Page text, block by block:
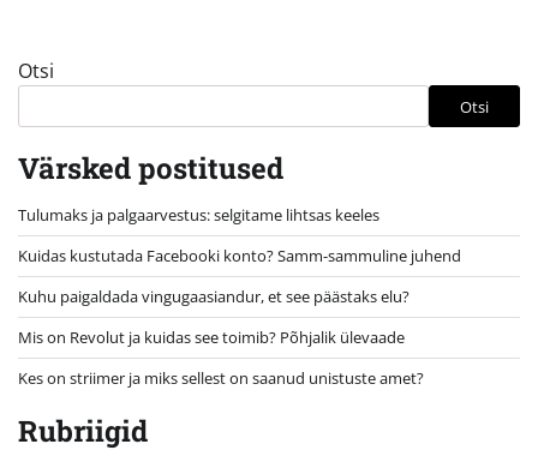
Otsi
Otsi
Värsked postitused
Tulumaks ja palgaarvestus: selgitame lihtsas keeles
Kuidas kustutada Facebooki konto? Samm-sammuline juhend
Kuhu paigaldada vingugaasiandur, et see päästaks elu?
Mis on Revolut ja kuidas see toimib? Põhjalik ülevaade
Kes on striimer ja miks sellest on saanud unistuste amet?
Rubriigid